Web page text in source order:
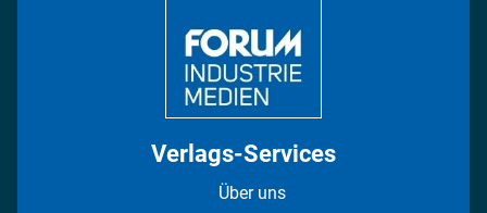
Verlags-Services
Über uns